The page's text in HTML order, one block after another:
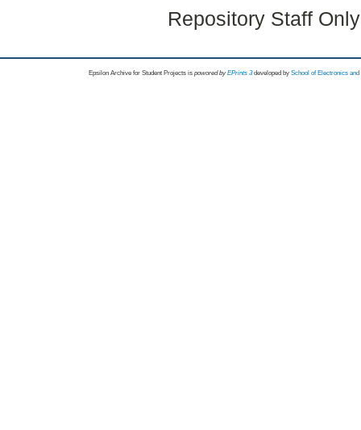
Repository Staff
Epsilon Archive for Student Projects is powored byEPrints 3 developed by School of Electronics